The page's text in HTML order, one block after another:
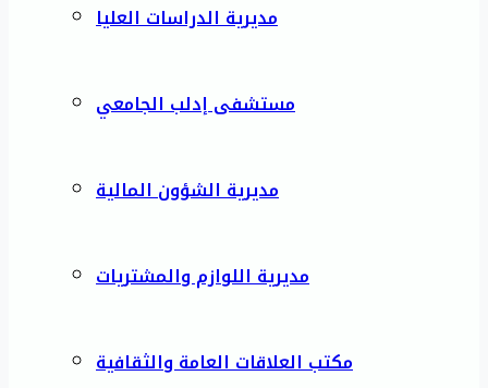
مديرية الدراسات العليا
مستشفى إدلب الجامعي
مديرية الشؤون المالية
مديرية اللوازم والمشتريات
مكتب العلاقات العامة والثقافية